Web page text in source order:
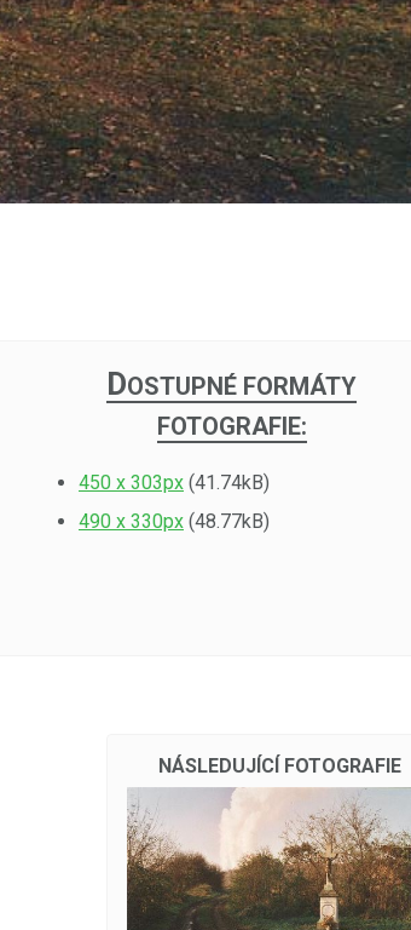
DOSTUPNÉ FORMÁTY
FOTOGRAFIE:
450 x 303px (41.74kB)
490 x 330px (48.77kB)
NÁSLEDUJÍCÍ FOTOGRAFIE